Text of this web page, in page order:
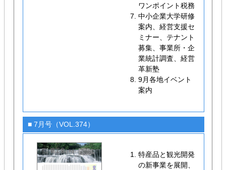
ワンポイント税務
中小企業大学研修
案内、経営支援セ
ミナー、テナント
募集、事業所・企
業統計調査、経営
革新塾
9月各地イベント
案内
■ 7月号（VOL.374）
特産品と観光開発
の新事業を展開、